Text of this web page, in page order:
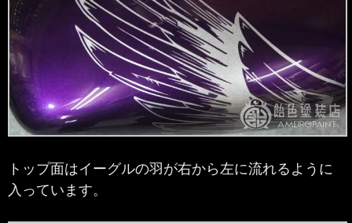
トップ面はイーグルの羽が右から左に流れるように
入っています。